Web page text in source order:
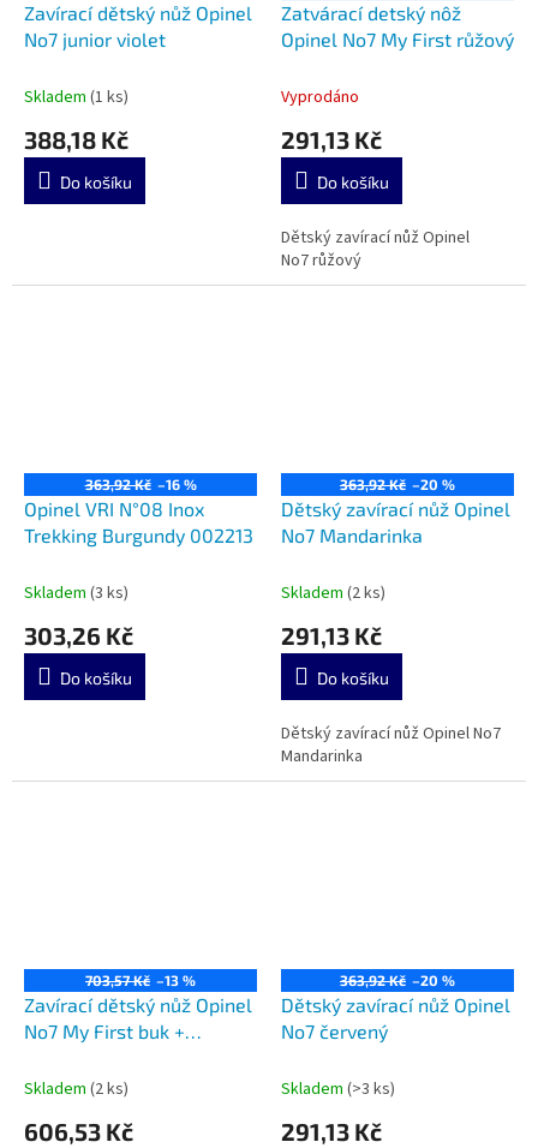
Zavírací dětský nůž Opinel
No7 junior violet
Skladem (1 ks)
388,18 Kč
Do košíku
Zatvárací detský nôž
Opinel No7 My First růžový
Vyprodáno
291,13 Kč
Do košíku
Dětský zavírací nůž Opinel
No7 růžový
363,92 Kč –16 %
Opinel VRI N°08 Inox
Trekking Burgundy 002213
Skladem (3 ks)
303,26 Kč
Do košíku
363,92 Kč –20 %
Dětský zavírací nůž Opinel
No7 Mandarinka
Skladem (2 ks)
291,13 Kč
Do košíku
Dětský zavírací nůž Opinel No7
Mandarinka
703,57 Kč –13 %
Zavírací dětský nůž Opinel
No7 My First buk +
Skladem (2 ks)
606,53 Kč
363,92 Kč –20 %
Dětský zavírací nůž Opinel
No7 červený
Skladem (>3 ks)
291,13 Kč